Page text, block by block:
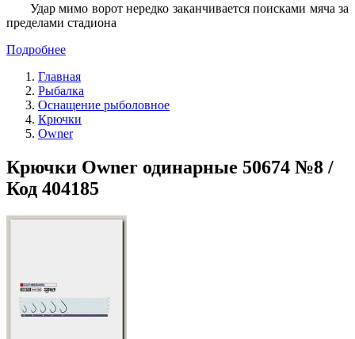
Удар мимо ворот нередко заканчивается поисками мяча за
пределами стадиона
Подробнее
Главная
Рыбалка
Оснащение рыболовное
Крючки
Owner
Крючки Owner одинарные 50674 №8 /
Код 404185